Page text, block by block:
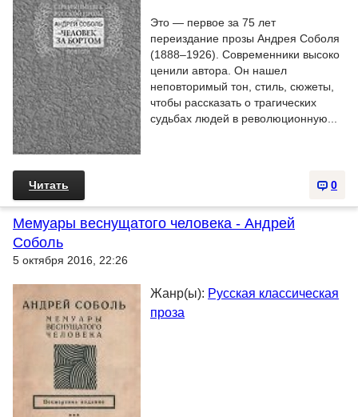
Это — первое за 75 лет
переиздание прозы Андрея Соболя
(1888–1926). Современники высоко
ценили автора. Он нашел
неповторимый тон, стиль, сюжеты,
чтобы рассказать о трагических
судьбах людей в революционную...
0
Читать
Мемуары веснущатого человека - Андрей
Соболь
5 октября 2016, 22:26
Жанр(ы): Русская классическая
проза